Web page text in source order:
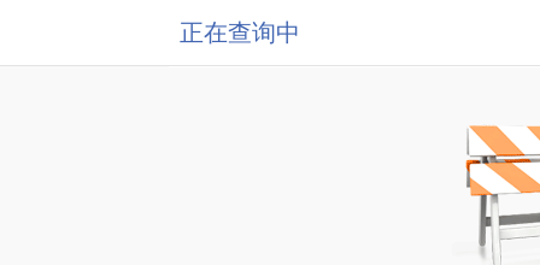
正在查询中